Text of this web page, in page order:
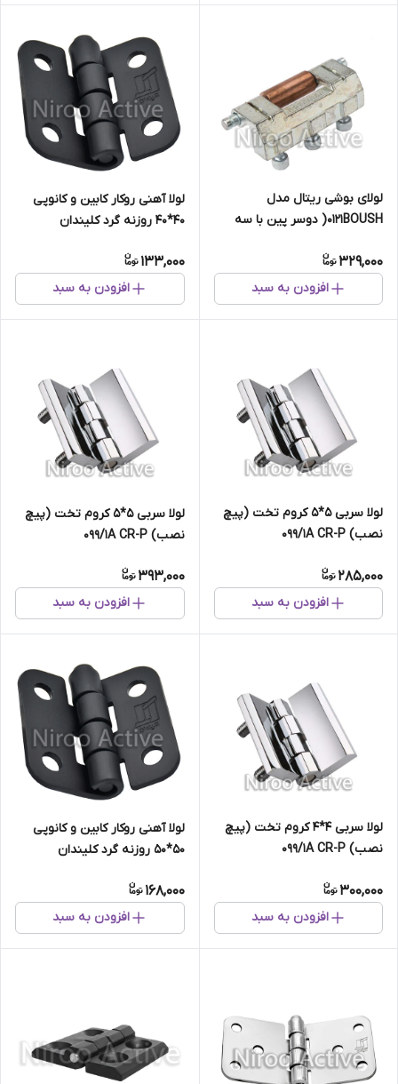
لولای بوشی ریتال مدل
۰۱۲۱BOUSH( دوسر پین با سه
329,000
افزودن به سبد
لولا آهنی روکار کابین و کانوپی
۴۰*۴۰ روزنه گرد کلیندان
133,000
افزودن به سبد
لولا سربی ۵*۵ کروم تخت (پیچ
نصب) ۰۹۹/۱A CR-P
285,000
افزودن به سبد
لولا سربی ۵*۵ کروم تخت (پیچ
نصب) ۰۹۹/۱A CR-P
393,000
افزودن به سبد
لولا سربی ۴*۴ کروم تخت (پیچ
نصب) ۰۹۹/۱A CR-P
300,000
افزودن به سبد
لولا آهنی روکار کابین و کانوپی
۵۰*۵۰ روزنه گرد کلیندان
168,000
افزودن به سبد